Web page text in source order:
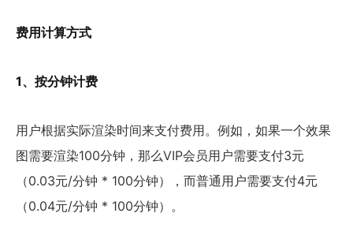
费用计算方式
1、按分钟计费
用户根据实际渲染时间来支付费用。例如，如果一个效果
图需要渲染100分钟，那么VIP会员用户需要支付3元
（0.03元/分钟 * 100分钟），而普通用户需要支付4元
（0.04元/分钟 * 100分钟）。